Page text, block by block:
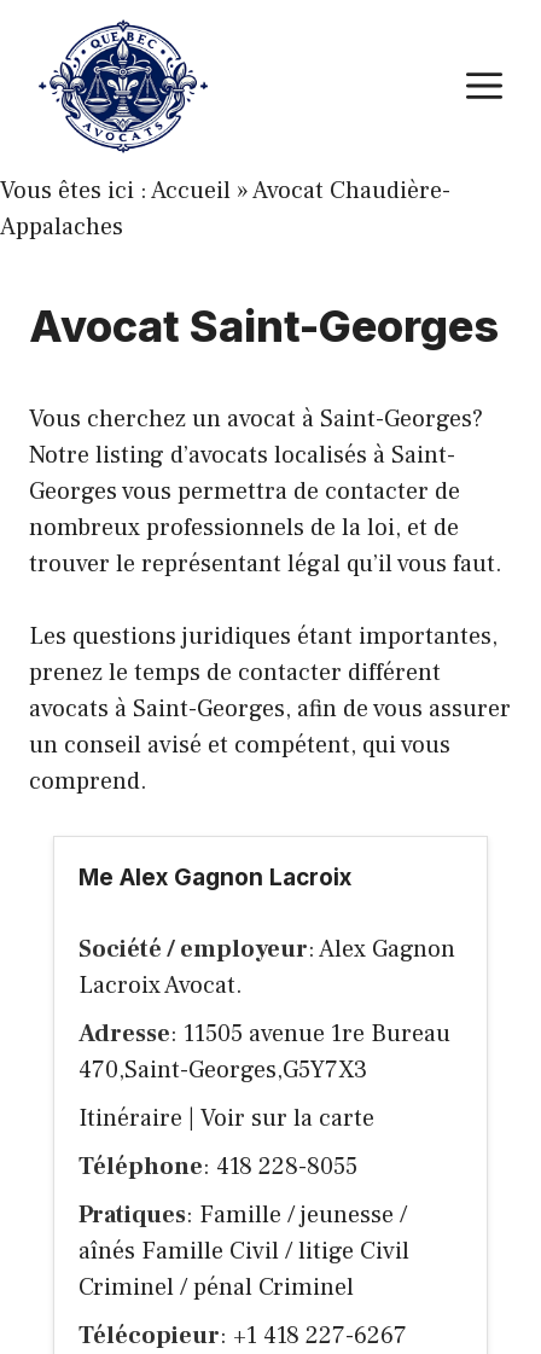
contenu
Vous êtes ici :Accueil »Avocat Chaudière-
Appalaches
Avocat Saint-Georges
Vous cherchez un avocat à Saint-Georges?
Notre listing d’avocats localisés à Saint-
Georges vous permettra de contacter de
nombreux professionnels de la loi, et de
trouver le représentant légal qu’il vous faut.
Les questions juridiques étant importantes,
prenez le temps de contacter différent
avocats à Saint-Georges, afin de vous assurer
un conseil avisé et compétent, qui vous
comprend.
Me Alex Gagnon Lacroix
Société / employeur: Alex Gagnon
Lacroix Avocat.
Adresse: 11505 avenue 1re Bureau
470,Saint-Georges,G5Y7X3
Itinéraire
Voir sur la carte
Téléphone: 418 228-8055
Pratiques: Famille / jeunesse /
aînés Famille Civil / litige Civil
Criminel / pénal Criminel
Télécopieur: +1 418 227-6267